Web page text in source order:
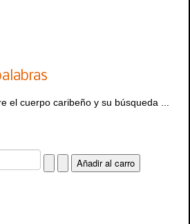
el cuerpo caribeño y su búsqueda ...